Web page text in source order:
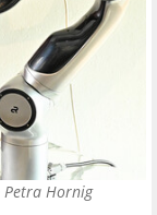
Petra Hornig